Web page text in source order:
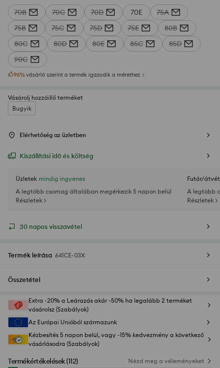
70B 70C 70D 70E
75A
75B
75C 75D 75E
80B
80C
80D 80E 85C
85D
90C
96%vásárló szerint a termék igazodik a mérethez
Vásárolj hozzáillő terméket
Bugyik
Elérhetőség az üzletben
Kiszállítási idő és költség
Üzletek mindig ingyenes
A legtöbb csomag általában megérkezik 5 napon belül
Részletek >
Futár/
A legtöbb
Részletek >
30 napos visszavétel
Termék leírása 641CE-03X
Összetétel
Extra -20% a Leárazás akár -50% ha legalább 2 terméket
vásárolsz (Szabályok)
Az Európai Unióból származunk
Kézbesítés 5 napon belül, vagy -15% kedvezmény a következő
vásárlásodra (Szabályok)
Termékértékelések(112) Nézd meg a véleményeket